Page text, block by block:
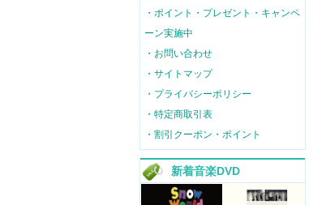
・ポイント・プレゼント・キャンペ
ーン実施中
・お問い合わせ
・サイトマップ
・プライバシーポリシー
・特定商取引表
・割引クーポン・ポイント
新着音楽DVD